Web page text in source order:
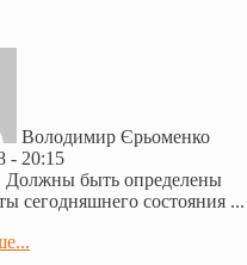
Володимир Єрьоменко
- 20:15
Должны быть определены
сегодняшнего состояния ...